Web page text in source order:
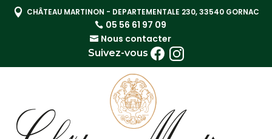
 CHÂTEAU MARTINON - DEPARTEMENTALE 230, 33540 GORNAC
05 56 61 97 09
Nous contacter
Suivez-vous